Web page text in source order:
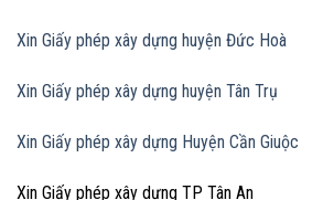
Xin Giấy phép xây dựng huyện Đức Hoà
Xin Giấy phép xây dựng huyện Tân Trụ
Xin Giấy phép xây dựng Huyện Cần Giuộc
Xin Giấy phép xây dựng TP Tân An